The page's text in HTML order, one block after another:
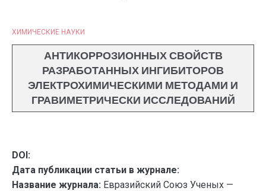
ХИМИЧЕСКИЕ НАУКИ
АНТИКОРРОЗИОННЫХ СВОЙСТВ
РАЗРАБОТАННЫХ ИНГИБИТОРОВ
ЭЛЕКТРОХИМИЧЕСКИМИ МЕТОДАМИ И
ГРАВИМЕТРИЧЕСКИ ИССЛЕДОВАНИЙ
DOI:
Дата публикации статьи в журнале:
Название журнала: Евразийский Союз Ученых —